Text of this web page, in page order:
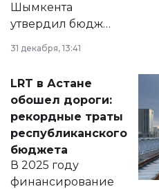
Шымкента
утвердил бюджет
города на 2026–
2028 годы.
документ
появился в базе
нормативных
правовых актов и
на сайте маслихат
города.
31 декабря, 13:41
LRT в Астане
обошел дороги:
рекордные траты
республиканского
бюджета
В 2025 году
финансирование